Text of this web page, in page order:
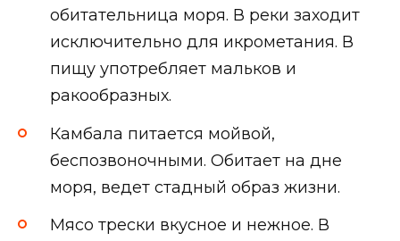
обитательница моря. В реки заходит
исключительно для икрометания. В
пищу употребляет мальков и
ракообразных.
Камбала питается мойвой,
беспозвоночными. Обитает на дне
моря, ведет стадный образ жизни.
Мясо трески вкусное и нежное. В